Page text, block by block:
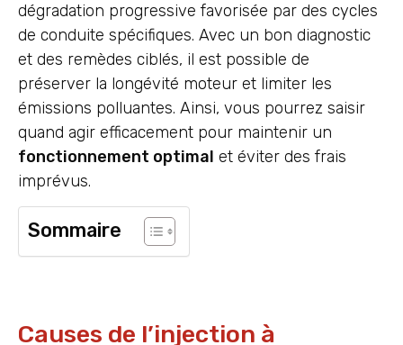
dégradation progressive favorisée par des cycles
de conduite spécifiques. Avec un bon diagnostic
et des remèdes ciblés, il est possible de
préserver la longévité moteur et limiter les
émissions polluantes. Ainsi, vous pourrez saisir
quand agir efficacement pour maintenir un
fonctionnement optimal et éviter des frais
imprévus.
Sommaire
Causes de l’injection à